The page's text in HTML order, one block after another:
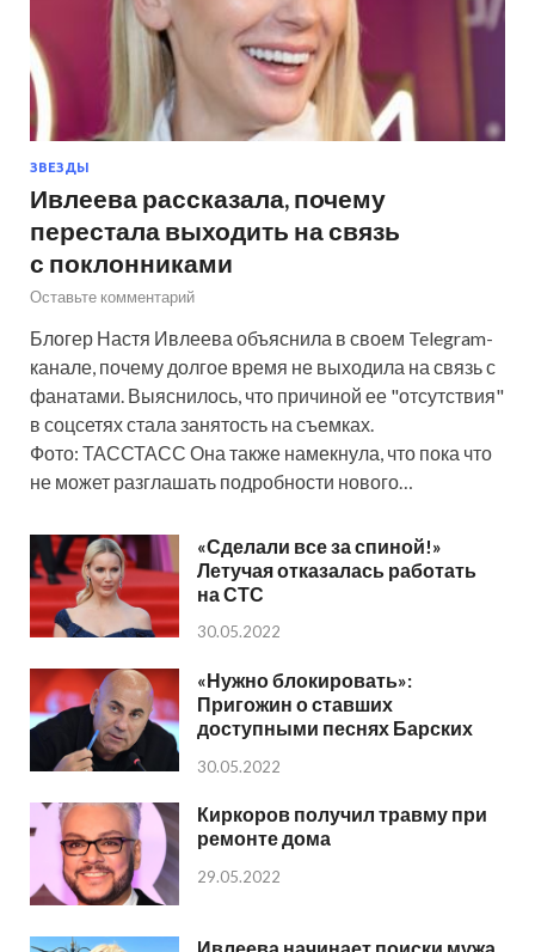
ЗВЕЗДЫ
Ивлеева рассказала, почему
перестала выходить на связь
с поклонниками
Оставьте комментарий
Блогер Настя Ивлеева объяснила в своем Telegram-
канале, почему долгое время не выходила на связь с
фанатами. Выяснилось, что причиной ее "отсутствия"
в соцсетях стала занятость на съемках.
Фото: ТАССТАСС Она также намекнула, что пока что
не может разглашать подробности нового…
«Сделали все за спиной!»
Летучая отказалась работать
на СТС
30.05.2022
«Нужно блокировать»:
Пригожин о ставших
доступными песнях Барских
30.05.2022
Киркоров получил травму при
ремонте дома
29.05.2022